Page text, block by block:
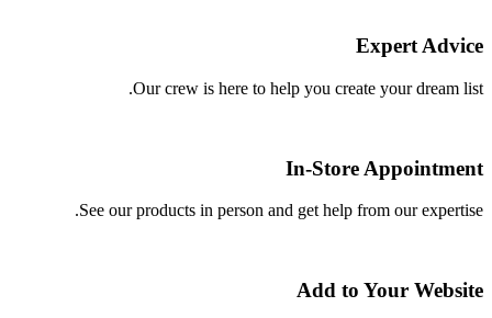
Expert Advice
Our crew is here to help you create your dream list.
In-Store Appointment
See our products in person and get help from our expertise.
Add to Your Website